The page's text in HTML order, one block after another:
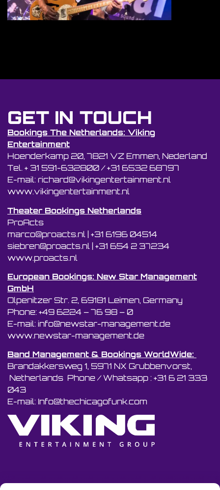
GET IN TOUCH
Bookings The Netherlands: Viking
Entertainment
Hoenderkamp 20, 7821 VZ Emmen, Nederland
Tel. + 31 591-632800 / +31 6532 68797
E-mail: richard@vikingentertainment.nl
www.vikingentertainment.nl
Theater Bookings Netherlands
ProActs
marco@proacts.nl | ‭+31 6196 04514‬
siebren@proacts.nl | ‭‭+31 654 2 37234
www.proacts.nl
European Bookings: New Star Management
GmbH
Olpenitzer Str. 2, 69181 Leimen, Germany
Phone: +49 6224 – 76 98 – 0
E-mail: info@newstar-management.de
www.newstar-management.de
Band Management & Bookings WorldWide:
Brandakkersweg 1, 5971 NX Grubbenvorst,
Netherlands Phone / Whatsapp : +31 6 21 333
043
E-mail: Info@thechicagofunk.com